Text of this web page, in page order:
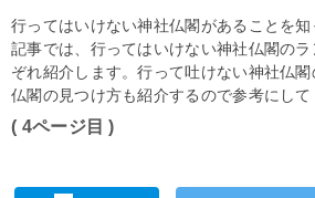
行ってはいけない神社仏閣があることを
記事では、行ってはいけない神社仏閣の
ぞれ紹介します。行って吐けない神社仏
仏閣の見つけ方も紹介するので参考にして
( 4ページ目 )